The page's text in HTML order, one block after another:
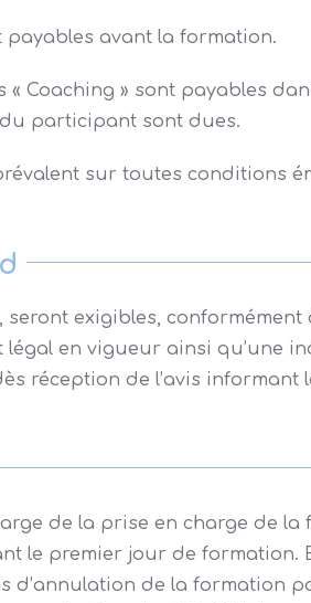
payables avant la formation.
« Coaching » sont payables
participant sont dues.
sur toutes conditions
exigibles,
légal en vigueur ainsi qu’une
réception de l’avis informant
de la prise en charge de
le premier jour de
d’annulation de la formation